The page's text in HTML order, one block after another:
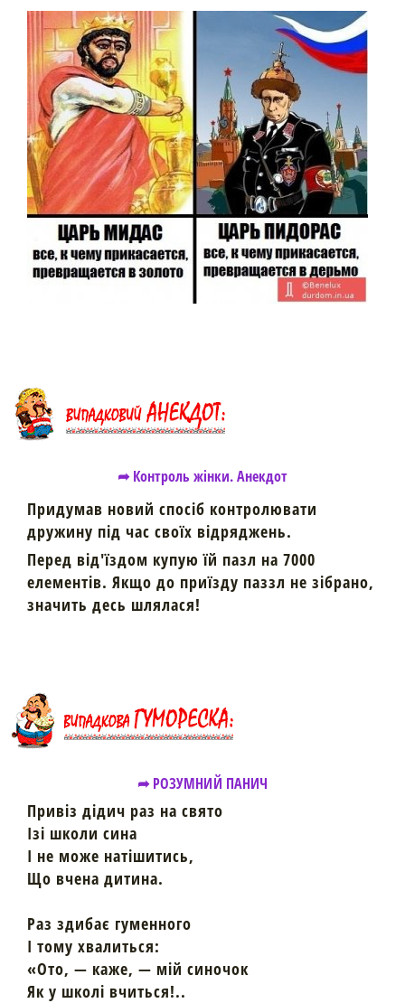
➦ Контроль жінки. Анекдот
Придумав новий спосіб контролювати
дружину під час своїх відряджень.
Перед від'їздом купую їй пазл на 7000
елементів. Якщо до приїзду паззл не зібрано,
значить десь шлялася!
➦ РОЗУМНИЙ ПАНИЧ
Привіз дідич раз на свято
Ізі школи сина
І не може натішитись,
Що вчена дитина.
Раз здибає гуменного
І тому хвалиться:
«Ото, — каже, — мій синочок
Як у школі вчиться!..